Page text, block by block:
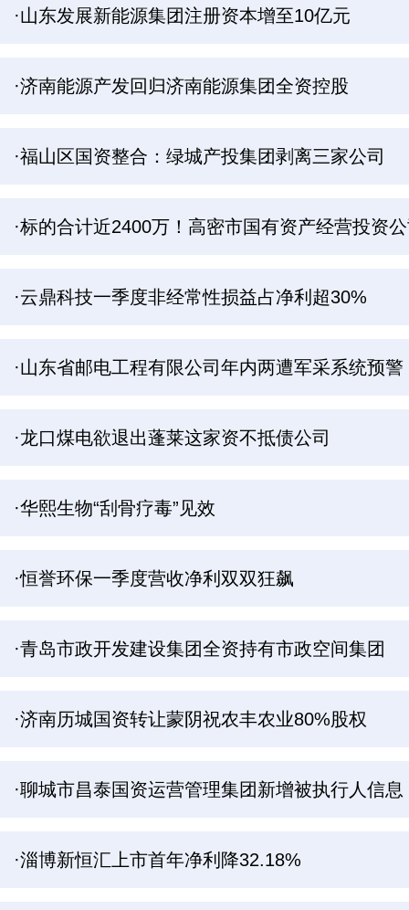
·山东发展新能源集团注册资本增至10亿元
·济南能源产发回归济南能源集团全资控股
·福山区国资整合：绿城产投集团剥离三家公司
·标的合计近2400万！高密市国有资产经营投资
·云鼎科技一季度非经常性损益占净利超30%
·山东省邮电工程有限公司年内两遭军采系统预警
·龙口煤电欲退出蓬莱这家资不抵债公司
·华熙生物“刮骨疗毒”见效
·恒誉环保一季度营收净利双双狂飙
·青岛市政开发建设集团全资持有市政空间集团
·济南历城国资转让蒙阴祝农丰农业80%股权
·聊城市昌泰国资运营管理集团新增被执行人信息
·淄博新恒汇上市首年净利降32.18%